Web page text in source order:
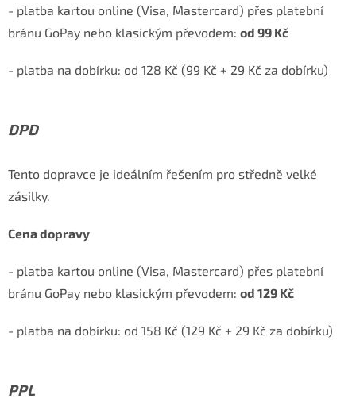
- platba kartou online (Visa, Mastercard) přes platební
bránu GoPay nebo klasickým převodem: od 99 Kč
- platba na dobírku: od 128 Kč (99 Kč + 29 Kč za dobírku)
DPD
Tento dopravce je ideálním řešením pro středně velké
zásilky.
Cena dopravy
- platba kartou online (Visa, Mastercard) přes platební
bránu GoPay nebo klasickým převodem: od 129 Kč
- platba na dobírku: od 158 Kč (129 Kč + 29 Kč za dobírku)
PPL